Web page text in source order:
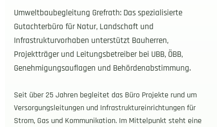
Umweltbaubegleitung Grefrath: Das spezialisierte
Gutachterbüro für Natur, Landschaft und
Infrastrukturvorhaben unterstützt Bauherren,
Projektträger und Leitungsbetreiber bei UBB, ÖBB,
Genehmigungsauflagen und Behördenabstimmung.
Seit über 25 Jahren begleitet das Büro Projekte rund um
Versorgungsleitungen und Infrastruktureinrichtungen für
Strom, Gas und Kommunikation. Im Mittelpunkt steht eine